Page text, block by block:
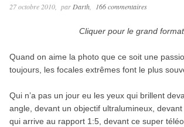
27 octobre 2010 parDarth 166 commentaires
Cliquer pour le grand format
Quand on aime la photo que ce soit une
toujours, les focales extrêmes font le plus
Qui n’a pas un jour eu les yeux qui brillent
angle, devant un objectif ultralumineux,
qui arrive au rapport 1:5, devant ce super